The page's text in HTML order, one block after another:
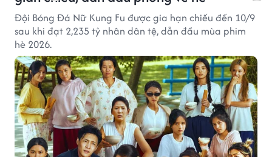
Đội Bóng Đá Nữ Kung Fu được gia hạn chiếu đến 10/9
sau khi đạt 2,235 tỷ nhân dân tệ, dẫn đầu mùa phim
hè 2026.